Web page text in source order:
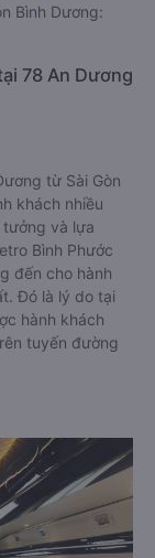
Bình Dương:
78 An Dương
từ Sài Gòn
khách nhiều
và lựa
Bình Phước
đến cho hành
Đó là lý do tại
hành khách
tuyến đường